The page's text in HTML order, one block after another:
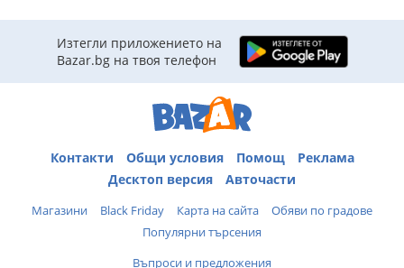
Изтегли приложението на
Bazar.bg на твоя телефон
Контакти Общи условия Помощ
Реклама
Десктоп версия
Авточасти
Магазини Black Friday Карта на сайта
Обяви по градове
Популярни търсения
Въпроси и предложения